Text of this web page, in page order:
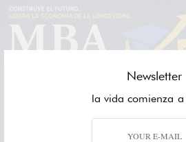
Newsletter
la vida comienza